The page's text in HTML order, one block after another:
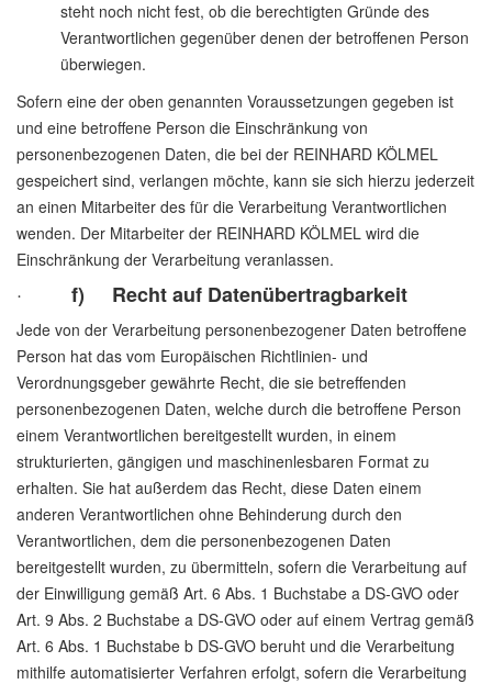
steht noch nicht fest, ob die berechtigten Gründe des
Verantwortlichen gegenüber denen der betroffenen Person
überwiegen.
Sofern eine der oben genannten Voraussetzungen gegeben ist
und eine betroffene Person die Einschränkung von
personenbezogenen Daten, die bei der REINHARD KÖLMEL
gespeichert sind, verlangen möchte, kann sie sich hierzu jederzeit
an einen Mitarbeiter des für die Verarbeitung Verantwortlichen
wenden. Der Mitarbeiter der REINHARD KÖLMEL wird die
Einschränkung der Verarbeitung veranlassen.
· f) Recht auf Datenübertragbarkeit
Jede von der Verarbeitung personenbezogener Daten betroffene
Person hat das vom Europäischen Richtlinien- und
Verordnungsgeber gewährte Recht, die sie betreffenden
personenbezogenen Daten, welche durch die betroffene Person
einem Verantwortlichen bereitgestellt wurden, in einem
strukturierten, gängigen und maschinenlesbaren Format zu
erhalten. Sie hat außerdem das Recht, diese Daten einem
anderen Verantwortlichen ohne Behinderung durch den
Verantwortlichen, dem die personenbezogenen Daten
bereitgestellt wurden, zu übermitteln, sofern die Verarbeitung auf
der Einwilligung gemäß Art. 6 Abs. 1 Buchstabe a DS-GVO oder
Art. 9 Abs. 2 Buchstabe a DS-GVO oder auf einem Vertrag gemäß
Art. 6 Abs. 1 Buchstabe b DS-GVO beruht und die Verarbeitung
mithilfe automatisierter Verfahren erfolgt, sofern die Verarbeitung